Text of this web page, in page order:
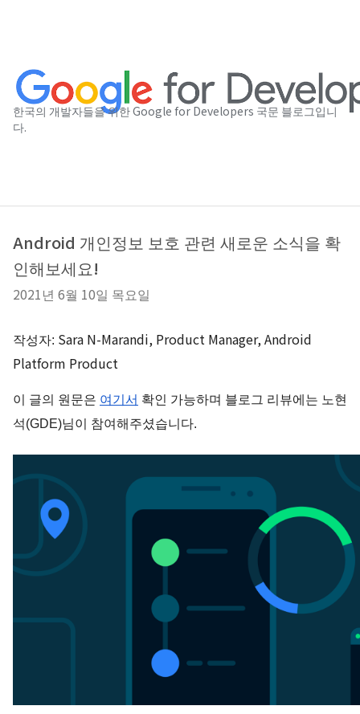
한국의 개발자들을 위한 Google for Developers 국문 블로그입니
다.
Android 개인정보 보호 관련 새로운 소식을 확
인해보세요!
2021년 6월 10일 목요일
작성자: Sara N-Marandi, Product Manager, Android
Platform Product
이 글의 원문은 여기서 확인 가능하며 블로그 리뷰에는 노현
석(GDE)님이 참여해주셨습니다.